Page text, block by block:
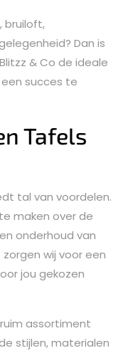
bruiloft,
Dan is
& Co de ideale
succes te
Tafels
tal van voordelen.
maken over de
onderhoud van
wij voor een
jou gekozen
assortiment
stijlen, materialen